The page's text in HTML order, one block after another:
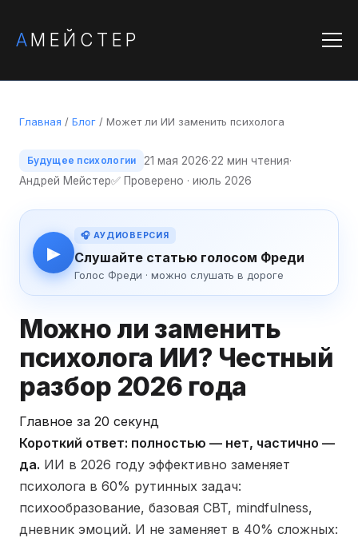
АМЕЙСТЕР
Главная / Блог / Может ли ИИ заменить психолога
Будущее психологии 21 мая 2026·22 мин чтения·
Андрей Мейстер✅ Проверено · июль 2026
▶
🎧 АУДИОВЕРСИЯ
Слушайте статью голосом Фреди
Голос Фреди · можно слушать в дороге
Можно ли заменить
психолога ИИ? Честный
разбор 2026 года
Главное за 20 секунд
Короткий ответ: полностью — нет, частично —
да. ИИ в 2026 году эффективно заменяет
психолога в 60% рутинных задач:
психообразование, базовая CBT, mindfulness,
дневник эмоций. И не заменяет в 40% сложных: